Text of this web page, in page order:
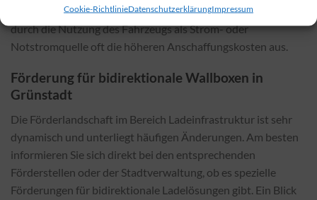
Cookie-RichtlinieDatenschutzerklärungImpressum
herkömmlichen Modellen, jedoch gleichen Einsparungen
durch die Nutzung des Fahrzeugs als Strom- oder
Notstromquelle oft die höheren Anschaffungskosten aus.
Förderung für bidirektionale Wallboxen in
Grünstadt
Die Förderlandschaft im Bereich Ladeinfrastruktur ist sehr
dynamisch und unterliegt häufigen Änderungen. Am besten
informieren Sie sich direkt bei den entsprechenden
Förderstellen oder der Stadtverwaltung, ob es spezielle
Förderungen für bidirektionale Ladelösungen gibt. Ein Blick